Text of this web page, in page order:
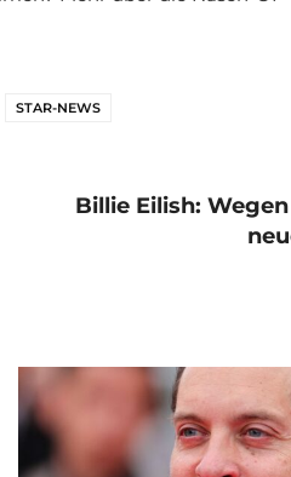
STAR-NEWS
Billie Eilish: